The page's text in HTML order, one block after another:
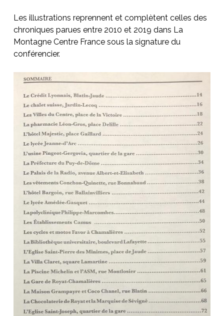
Les illustrations reprennent et complètent celles des
chroniques parues entre 2010 et 2019 dans La
Montagne Centre France sous la signature du
conférencier.